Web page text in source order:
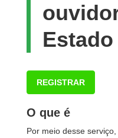
REGISTRAR
O que é
Por meio desse